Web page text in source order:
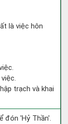
là việc hôn
trạch và khai
đón 'Hỷ Thần'.